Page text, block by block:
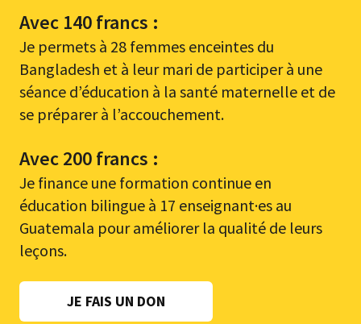
Avec 140 francs :
Je permets à 28 femmes enceintes du
Bangladesh et à leur mari de participer à une
séance d’éducation à la santé maternelle et de
se préparer à l’accouchement.
Avec 200 francs :
Je finance une formation continue en
éducation bilingue à 17 enseignant·es au
Guatemala pour améliorer la qualité de leurs
leçons.
JE FAIS UN DON